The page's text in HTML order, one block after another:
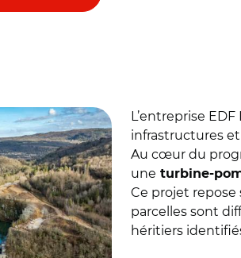
L’entreprise
infrastructures
Au cœur du
une turbine-
Ce projet repose
parcelles sont
héritiers